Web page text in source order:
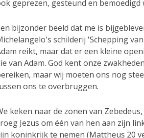
geprezen, gesteund en bemoedigd
bijzonder beeld dat me is
schilderij 'Schepping
reikt, maar dat er een kleine
van Adam. God kent onze
maar wij moeten ons nog
ons te overbruggen.
keken naar de zonen van
Jezus om één van hen aan zijn
koninkrijk te nemen (Mattheüs 20